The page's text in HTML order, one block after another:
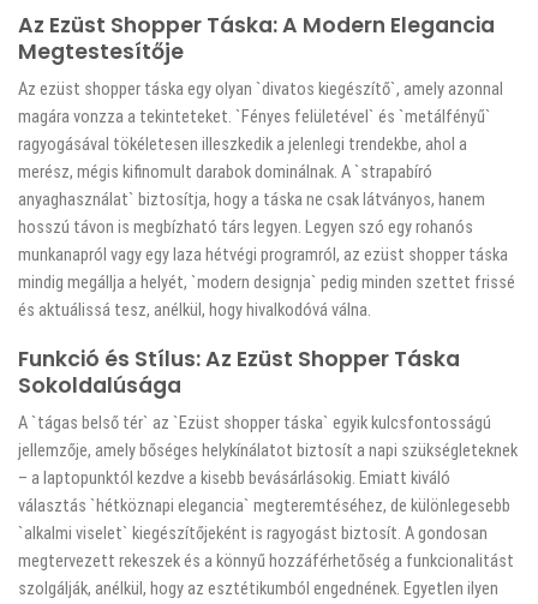
Az Ezüst Shopper Táska: A Modern Elegancia
Megtestesítője
Az ezüst shopper táska egy olyan `divatos kiegészítő`, amely azonnal
magára vonzza a tekinteteket. `Fényes felületével` és `metálfényű`
ragyogásával tökéletesen illeszkedik a jelenlegi trendekbe, ahol a
merész, mégis kifinomult darabok dominálnak. A `strapabíró
anyaghasználat` biztosítja, hogy a táska ne csak látványos, hanem
hosszú távon is megbízható társ legyen. Legyen szó egy rohanós
munkanapról vagy egy laza hétvégi programról, az ezüst shopper táska
mindig megállja a helyét, `modern designja` pedig minden szettet frissé
és aktuálissá tesz, anélkül, hogy hivalkodóvá válna.
Funkció és Stílus: Az Ezüst Shopper Táska
Sokoldalúsága
A `tágas belső tér` az `Ezüst shopper táska` egyik kulcsfontosságú
jellemzője, amely bőséges helykínálatot biztosít a napi szükségleteknek
– a laptopunktól kezdve a kisebb bevásárlásokig. Emiatt kiváló
választás `hétköznapi elegancia` megteremtéséhez, de különlegesebb
`alkalmi viselet` kiegészítőjeként is ragyogást biztosít. A gondosan
megtervezett rekeszek és a könnyű hozzáférhetőség a funkcionalitást
szolgálják, anélkül, hogy az esztétikumból engednének. Egyetlen ilyen